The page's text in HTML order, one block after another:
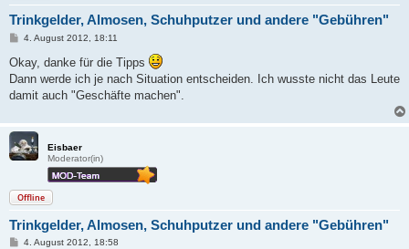
Trinkgelder, Almosen, Schuhputzer und andere "Gebühren"
B
i
t
r
a
g
4. August 2012, 18:11
Okay, danke für die Tipps
Dann werde ich je nach Situation entscheiden. Ich wusste nicht das Leute
damit auch "Geschäfte machen".
Eisbaer
Moderator(in)
Offline
Trinkgelder, Almosen, Schuhputzer und andere "Gebühren"
B4. August 2012, 18:58